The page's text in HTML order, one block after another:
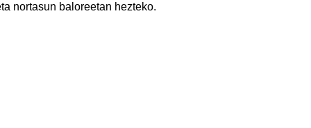
nortasun baloreetan hezteko.